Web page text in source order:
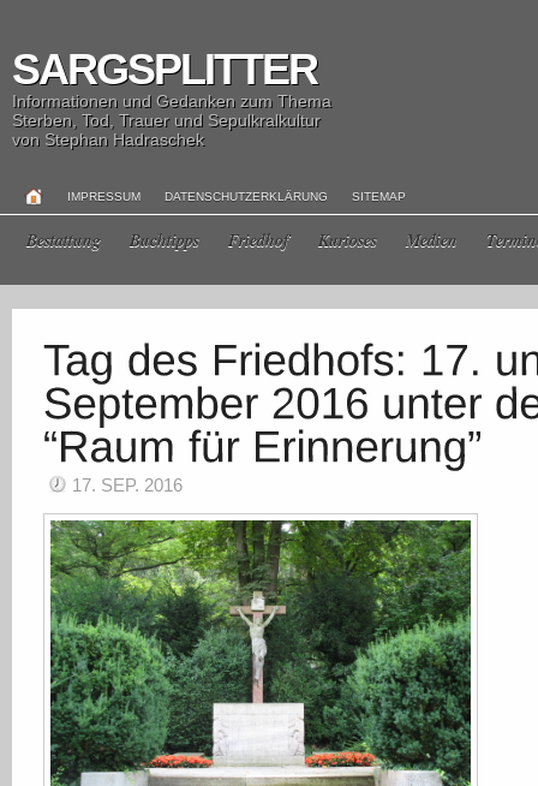
SARGSPLITTER
Informationen und Gedanken zum Thema
Sterben, Tod, Trauer und Sepulkralkultur
von Stephan Hadraschek
IMPRESSUM DATENSCHUTZERKLÄRUNG SITEMAP
Bestattung Buchtipps Friedhof Kurioses Medien
17. SEP. 2016